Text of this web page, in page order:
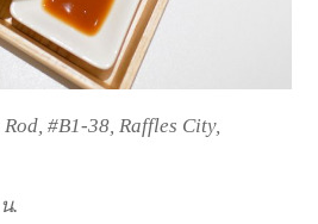
#B1-38, Raffles City,
.